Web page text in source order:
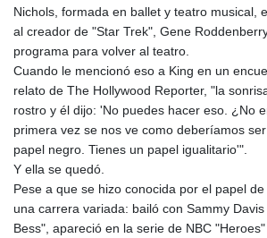
Nichols, formada en ballet y teatro musical,
al creador de "Star Trek", Gene
programa para volver al teatro.
Cuando le mencionó eso a King en un
relato de The Hollywood Reporter, "la
rostro y él dijo: 'No puedes hacer eso. ¿No
primera vez se nos ve como deberíamos
papel negro. Tienes un papel igualitario'".
Y ella se quedó.
Pese a que se hizo conocida por el papel
una carrera variada: bailó con Sammy
Bess", apareció en la serie de NBC